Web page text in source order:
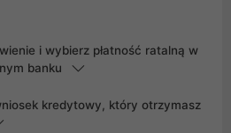
i wybierz płatność ratalną w
banku
kredytowy, który otrzymasz